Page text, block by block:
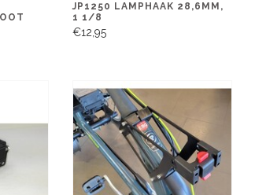
JP1250 LAMPHAAK 28,6MM,
1 1/8
€12,95